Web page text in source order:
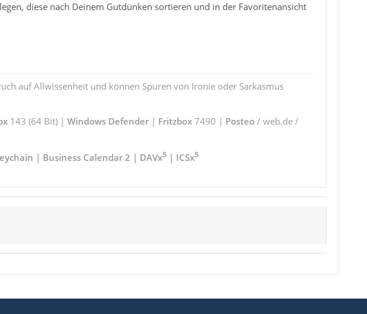
diese nach Deinem Gutdünken sortieren und in der Favoritenansicht
auf Allwissenheit und können Spuren von Ironie oder Sarkasmus
143 (64 Bit) | Windows Defender| Fritzbox7490 | Posteo/ web.de /
| Business Calendar 2 | DAVx5| ICSx5